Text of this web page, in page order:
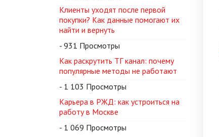
Клиенты уходят после первой
покупки? Как данные помогают их
найти и вернуть
- 931 Просмотры
Как раскрутить ТГ канал: почему
популярные методы не работают
- 1 103 Просмотры
Карьера в РЖД: как устроиться на
работу в Москве
- 1 069 Просмотры